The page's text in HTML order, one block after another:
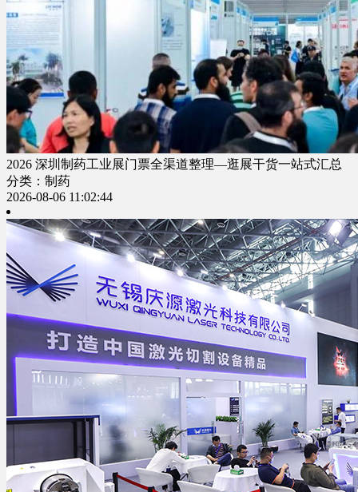
2026 深圳制药工业展门票全渠道整理—逛展干货一站式汇总
分类：制药
2026-08-06 11:02:44